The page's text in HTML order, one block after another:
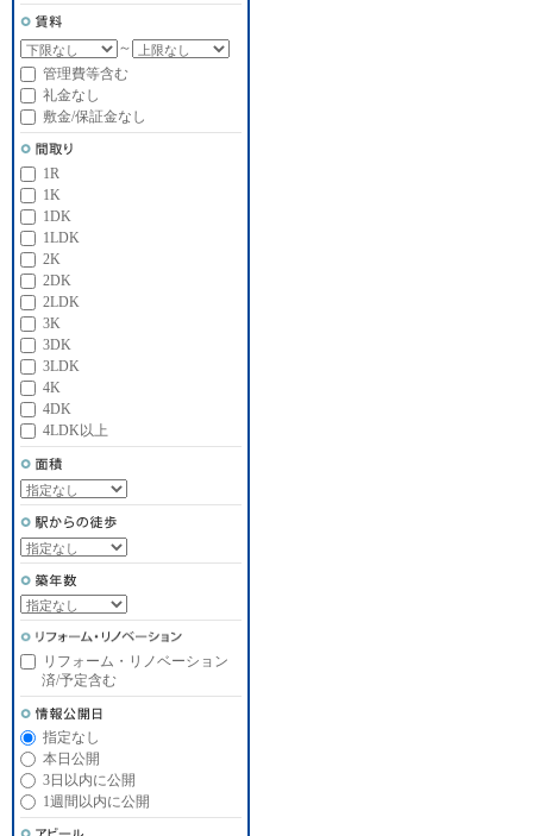
～
管理費等含む
礼金なし
敷金/保証金なし
1R
1K
1DK
1LDK
2K
2DK
2LDK
3K
3DK
3LDK
4K
4DK
4LDK以上
リフォーム・リノベーション
済/予定含む
指定なし
本日公開
3日以内に公開
1週間以内に公開